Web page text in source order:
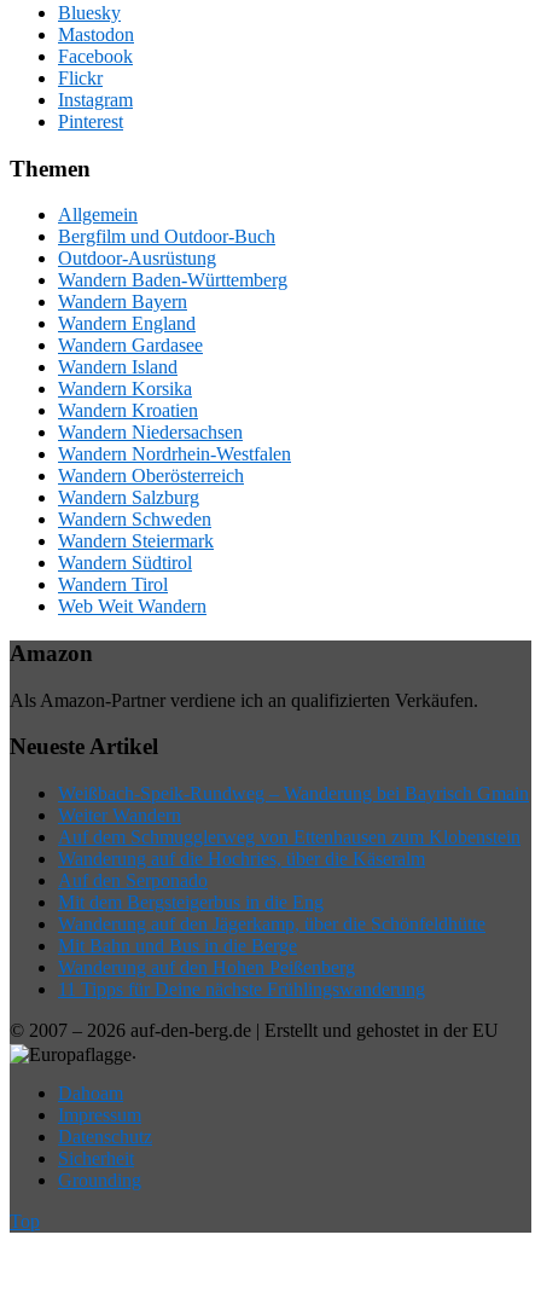
Bluesky
Mastodon
Facebook
Flickr
Instagram
Pinterest
Themen
Allgemein
Bergfilm und Outdoor-Buch
Outdoor-Ausrüstung
Wandern Baden-Württemberg
Wandern Bayern
Wandern England
Wandern Gardasee
Wandern Island
Wandern Korsika
Wandern Kroatien
Wandern Niedersachsen
Wandern Nordrhein-Westfalen
Wandern Oberösterreich
Wandern Salzburg
Wandern Schweden
Wandern Steiermark
Wandern Südtirol
Wandern Tirol
Web Weit Wandern
Amazon
Als Amazon-Partner verdiene ich an qualifizierten Verkäufen.
Neueste Artikel
Weißbach-Speik-Rundweg – Wanderung bei Bayrisch Gmain
Weiter Wandern
Auf dem Schmugglerweg von Ettenhausen zum Klobenstein
Wanderung auf die Hochries, über die Käseralm
Auf den Serponado
Mit dem Bergsteigerbus in die Eng
Wanderung auf den Jägerkamp, über die Schönfeldhütte
Mit Bahn und Bus in die Berge
Wanderung auf den Hohen Peißenberg
11 Tipps für Deine nächste Frühlingswanderung
© 2007 – 2026 auf-den-berg.de | Erstellt und gehostet in der EU
.
Dahoam
Impressum
Datenschutz
Sicherheit
Grounding
Top